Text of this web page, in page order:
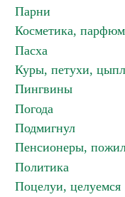
Парни
Косметика,
Пасха
Куры, петухи,
Пингвины
Погода
Подмигнул
Пенсионеры,
Политика
Поцелуи, целуемся